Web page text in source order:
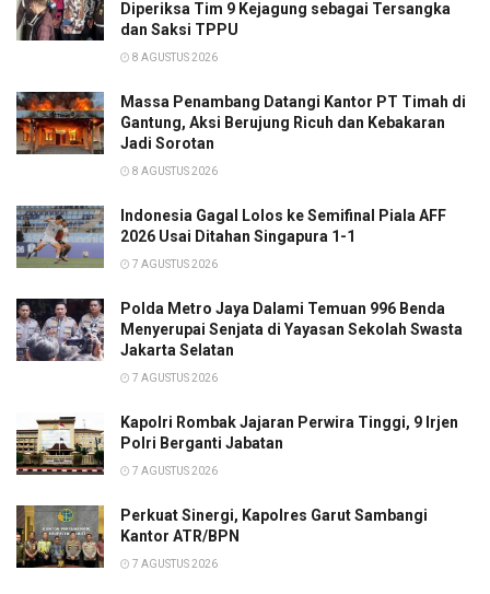
Diperiksa Tim 9 Kejagung sebagai Tersangka
dan Saksi TPPU
8 AGUSTUS 2026
Massa Penambang Datangi Kantor PT Timah di
Gantung, Aksi Berujung Ricuh dan Kebakaran
Jadi Sorotan
8 AGUSTUS 2026
Indonesia Gagal Lolos ke Semifinal Piala AFF
2026 Usai Ditahan Singapura 1-1
7 AGUSTUS 2026
Polda Metro Jaya Dalami Temuan 996 Benda
Menyerupai Senjata di Yayasan Sekolah Swasta
Jakarta Selatan
7 AGUSTUS 2026
Kapolri Rombak Jajaran Perwira Tinggi, 9 Irjen
Polri Berganti Jabatan
7 AGUSTUS 2026
Perkuat Sinergi, Kapolres Garut Sambangi
Kantor ATR/BPN
7 AGUSTUS 2026